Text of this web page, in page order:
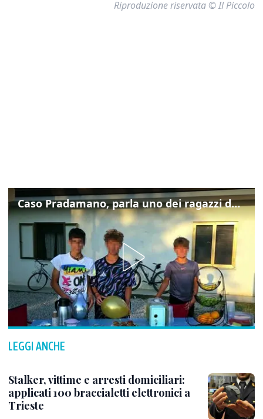
Riproduzione riservata © Il Piccolo
Caso Pradamano, parla uno dei ragazzi denunciati per la limonata: "Volevo anche aiutare i miei"
LEGGI ANCHE
Stalker, vittime e arresti domiciliari:
applicati 100 braccialetti elettronici a
Trieste